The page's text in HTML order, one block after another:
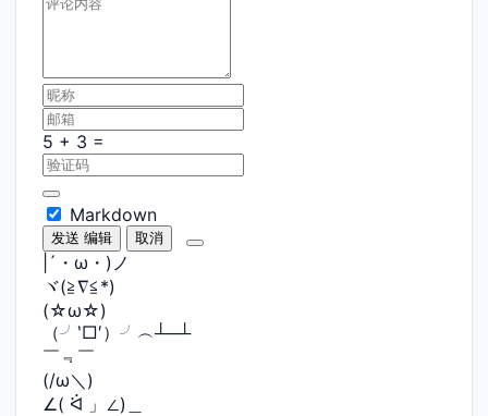
Markdown
发送 编辑 取消
|´・ω・)ノ
ヾ(≧∇≦*)ゝ
(☆ω☆)
（╯‵□′）╯︵┴─┴
￣﹃￣
(/ω＼)
∠( ᐛ 」∠)＿